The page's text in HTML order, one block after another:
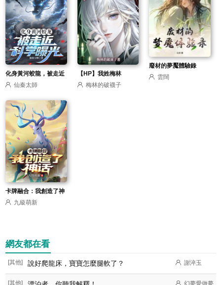
化身黃河蛟龍，被走近
科學曝光
仙秦太師
【HP】我姓梅林
梅林的破襪子
廢材的夢魘體驗錄
雲闊
卡牌融合：我創造了神
話 九級萌新
網友都在看
[其他] 說好爬龍床，寶寶怎麼腿軟了？ 謝淬玉
[其他]